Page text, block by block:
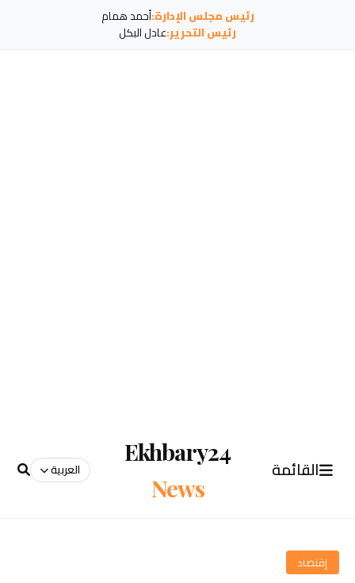
رئيس مجلس الإدارة:أحمد همام
رئيس التحرير:عادل البكل
القائمة
Ekhbary24
News
العربية
إقتصاد